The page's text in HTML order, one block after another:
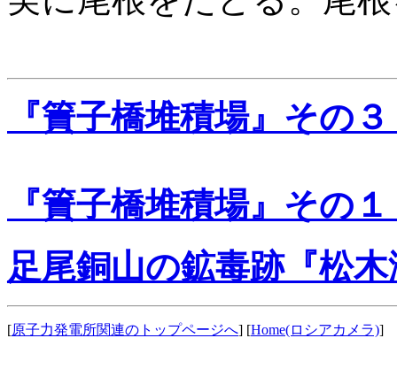
『簀子橋堆積場』その
『簀子橋堆積場』その
足尾銅山の鉱毒跡『松
[原子力発電所関連のトップページへ] [Home(ロシアカメラ)]